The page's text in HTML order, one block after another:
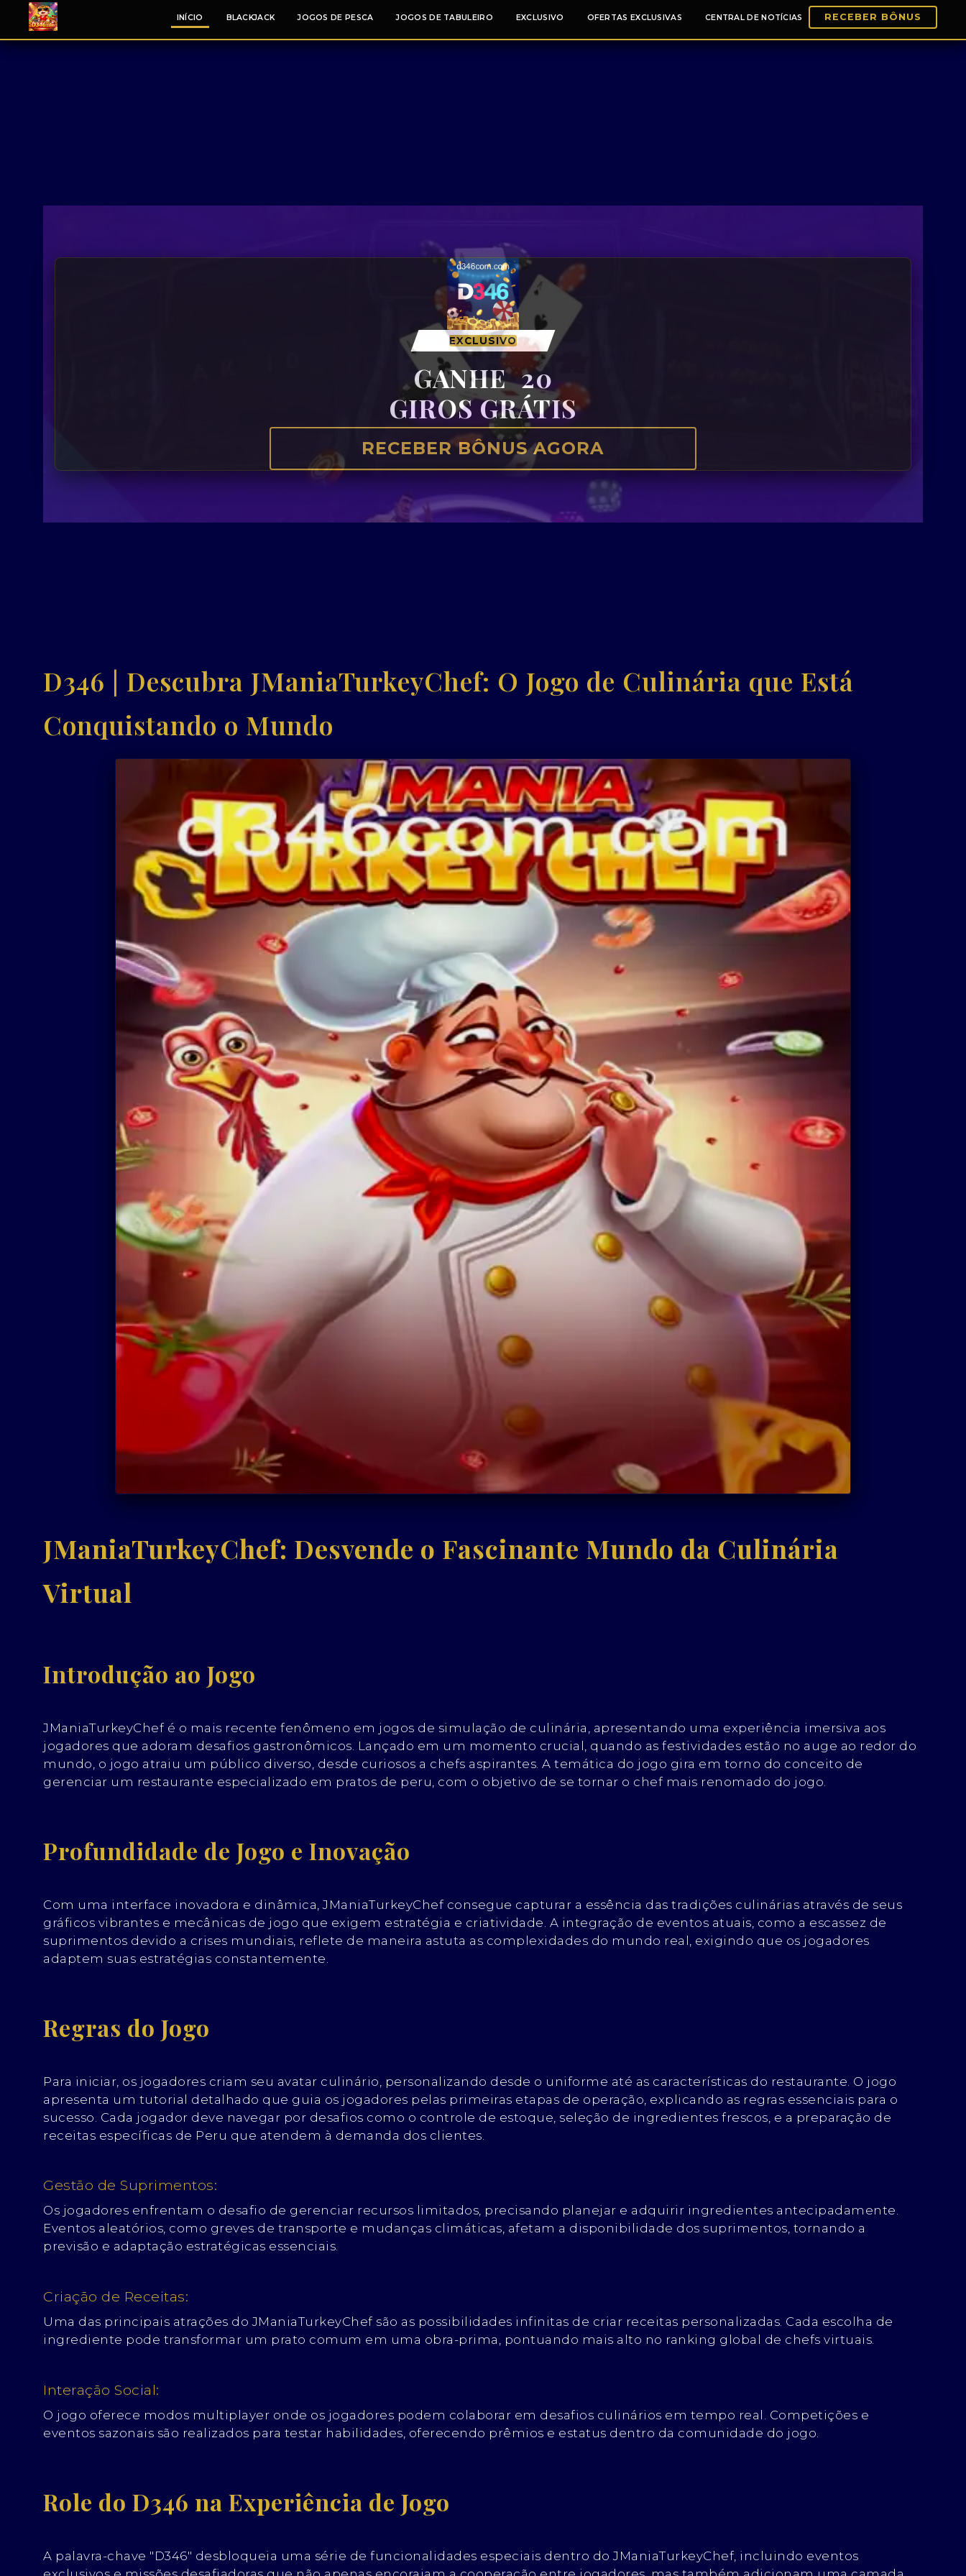
INÍCIO BLACKJACK JOGOS DE PESCA JOGOS DE TABULEIRO EXCLUSIVO OFERTAS EXCLUSIVAS CENTRAL DE NOTÍCIAS RECEBER BÔNUS
EXCLUSIVO
GANHE 20
GIROS GRÁTIS
RECEBER BÔNUS AGORA
D346 | Descubra JManiaTurkeyChef: O Jogo de Culinária que Está
Conquistando o Mundo
JManiaTurkeyChef: Desvende o Fascinante Mundo da Culinária
Virtual
Introdução ao Jogo
JManiaTurkeyChef é o mais recente fenômeno em jogos de simulação de culinária, apresentando uma experiência imersiva aos
jogadores que adoram desafios gastronômicos. Lançado em um momento crucial, quando as festividades estão no auge ao redor do
mundo, o jogo atraiu um público diverso, desde curiosos a chefs aspirantes. A temática do jogo gira em torno do conceito de
gerenciar um restaurante especializado em pratos de peru, com o objetivo de se tornar o chef mais renomado do jogo.
Profundidade de Jogo e Inovação
Com uma interface inovadora e dinâmica, JManiaTurkeyChef consegue capturar a essência das tradições culinárias através de seus
gráficos vibrantes e mecânicas de jogo que exigem estratégia e criatividade. A integração de eventos atuais, como a escassez de
suprimentos devido a crises mundiais, reflete de maneira astuta as complexidades do mundo real, exigindo que os jogadores
adaptem suas estratégias constantemente.
Regras do Jogo
Para iniciar, os jogadores criam seu avatar culinário, personalizando desde o uniforme até as características do restaurante. O jogo
apresenta um tutorial detalhado que guia os jogadores pelas primeiras etapas de operação, explicando as regras essenciais para o
sucesso. Cada jogador deve navegar por desafios como o controle de estoque, seleção de ingredientes frescos, e a preparação de
receitas específicas de Peru que atendem à demanda dos clientes.
Gestão de Suprimentos:
Os jogadores enfrentam o desafio de gerenciar recursos limitados, precisando planejar e adquirir ingredientes antecipadamente.
Eventos aleatórios, como greves de transporte e mudanças climáticas, afetam a disponibilidade dos suprimentos, tornando a
previsão e adaptação estratégicas essenciais.
Criação de Receitas:
Uma das principais atrações do JManiaTurkeyChef são as possibilidades infinitas de criar receitas personalizadas. Cada escolha de
ingrediente pode transformar um prato comum em uma obra-prima, pontuando mais alto no ranking global de chefs virtuais.
Interação Social:
O jogo oferece modos multiplayer onde os jogadores podem colaborar em desafios culinários em tempo real. Competições e
eventos sazonais são realizados para testar habilidades, oferecendo prêmios e estatus dentro da comunidade do jogo.
Role do D346 na Experiência de Jogo
A palavra-chave "D346" desbloqueia uma série de funcionalidades especiais dentro do JManiaTurkeyChef, incluindo eventos